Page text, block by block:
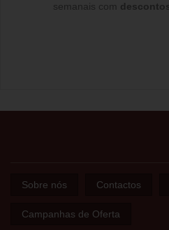
semanais com
Sobre nós Contactos
Campanhas de Oferta